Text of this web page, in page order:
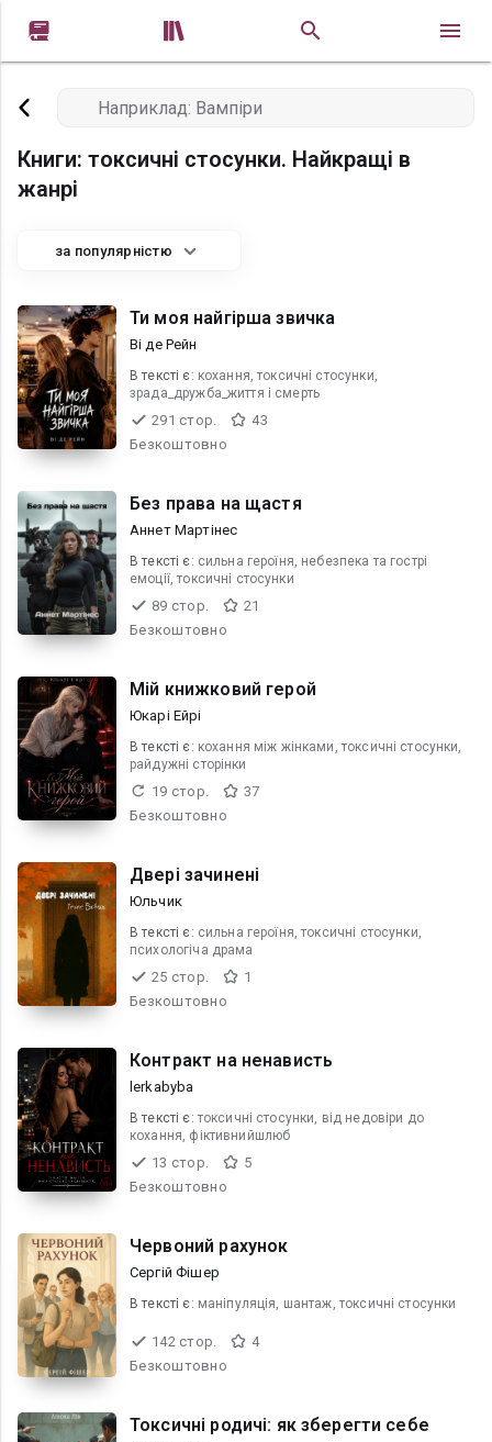
 
Книги: токсичні стосунки. Найкращі в
жанрі
за популярністю
Ти моя найгірша звичка
Ві де Рейн
В текcті є: кохання, токсичні стосунки,
зрада_дружба_життя і смерть
291 стор.
43
Безкоштовно
Без права на щастя
Аннет Мартінес
В текcті є: сильна героїня, небезпека та гострі
емоції, токсичні стосунки
89 стор.
21
Безкоштовно
Мій книжковий герой
Юкарі Ейрі
В текcті є: кохання між жінками, токсичні стосунки,
райдужні сторінки
19 стор.
37
Безкоштовно
Двері зачинені
Юльчик
В текcті є: сильна героїня, токсичні стосунки,
психологіча драма
25 стор.
1
Безкоштовно
Контракт на ненависть
lerkabyba
В текcті є:токсичні стосунки, від недовіри до
кохання, фіктивнийшлюб
13 стор.
5
Безкоштовно
Червоний рахунок
Сергій Фішер
В текcті є: маніпуляція, шантаж, токсичні стосунки
142 стор.
4
Безкоштовно
Токсичні родичі: як зберегти себе